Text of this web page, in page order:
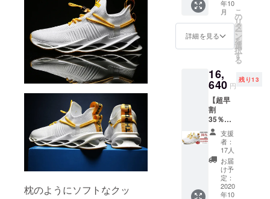
枕のようにソフトなクッ
ます。
※商品の
仕様、
デザイ
部変更
になる
可能性
もござ
いま
す。ご
了承く
ださ
い。 ※
一般販
売予定
価格
12,800
びいた
だけま
す。
※2020
年10月
上旬に
する予
定です
が、生
産、配
送状況
により
遅れる
可能性
もござ
いま
す。 ※
送料込
の価格
年10
月
詳細を見る
こ
の
リ
タ
ー
ン
を
選
択
す
る
16,
640 円
残り13
【超早
割
35％OF
F】 ス
ニー
カー
XIWEIH
U×2 ※3
色お選
びいた
だけま
支援
者：
17人
お届
け予
定：
2020
年10